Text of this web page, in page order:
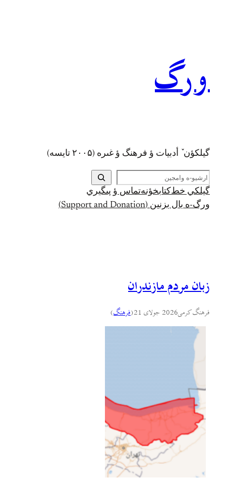
ورگ
گيلکؤن ٚ أدبیات ؤ فرهنگ ؤ غىره (۲۰۰۵ تايسه)
ج
س
ت
ج
گيلکي خط کتابخؤنهتماس ؤ پىگيري
ورگ-ه بال بزنين (Support and Donation)
زبان مردم مازندران
فرهنگ کرمی2026 جولای 21 (فرهنگ)